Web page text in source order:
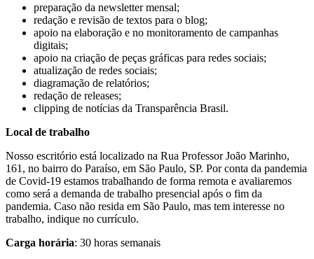
preparação da newsletter mensal;
redação e revisão de textos para o blog;
apoio na elaboração e no monitoramento de campanhas
digitais;
apoio na criação de peças gráficas para redes sociais;
atualização de redes sociais;
diagramação de relatórios;
redação de releases;
clipping de notícias da Transparência Brasil.
Local de trabalho
Nosso escritório está localizado na Rua Professor João Marinho,
161, no bairro do Paraíso, em São Paulo, SP. Por conta da pandemia
de Covid-19 estamos trabalhando de forma remota e avaliaremos
como será a demanda de trabalho presencial após o fim da
pandemia. Caso não resida em São Paulo, mas tem interesse no
trabalho, indique no currículo.
Carga horária: 30 horas semanais